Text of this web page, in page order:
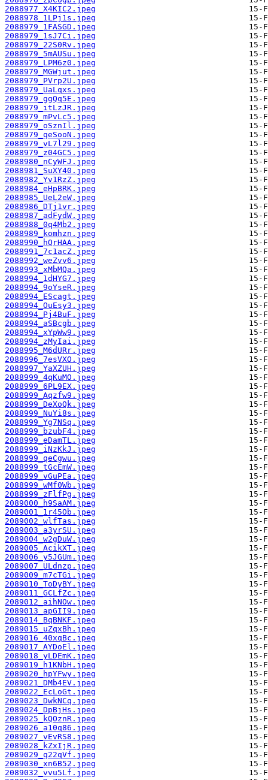
2088977_X4KIC2.jpeg
2088978_1LPj1s.jpeg
2088979_1FASGD.jpeg
2088979_1sJ7Ci.jpeg
2088979_22S0Rv.jpeg
2088979_5mAUSu.jpeg
2088979_LPM6z0.jpeg
2088979_MGWjut.jpeg
2088979_PVrp2U.jpeg
2088979_UaLqxs.jpeg
2088979_ggQq5E.jpeg
2088979_itLzJR.jpeg
2088979_mPvLc5.jpeg
2088979_oSznIl.jpeg
2088979_qeSooN.jpeg
2088979_vL7l29.jpeg
2088979_z04GC5.jpeg
2088980_nCyWFJ.jpeg
2088981_SuXY40.jpeg
2088982_Yv1RzZ.jpeg
2088984_eHpBRK.jpeg
2088985_UeL2eW.jpeg
2088986_DTj1vr.jpeg
2088987_adFydW.jpeg
2088988_0q4Mb2.jpeg
2088989_komhzn.jpeg
2088990_hQrHAA.jpeg
2088991_7c1acZ.jpeg
2088992_weZvv6.jpeg
2088993_xMbMQa.jpeg
2088994_1dHYG7.jpeg
2088994_9oYseR.jpeg
2088994_EScagt.jpeg
2088994_OuEsy3.jpeg
2088994_Pj4BuF.jpeg
2088994_aSBcgb.jpeg
2088994_xYpWw9.jpeg
2088994_zMyIai.jpeg
2088995_M6dURr.jpeg
2088996_7esVXO.jpeg
2088997_YaXZUH.jpeg
2088999_4qKuMO.jpeg
2088999_6PL9EX.jpeg
2088999_Aqzfw9.jpeg
2088999_DeXoQk.jpeg
2088999_NuYi8s.jpeg
2088999_Yg7NSq.jpeg
2088999_bzubF4.jpeg
2088999_eDamTL.jpeg
2088999_iNzKkJ.jpeg
2088999_qeCgwu.jpeg
2088999_tGcEmW.jpeg
2088999_vGuPEa.jpeg
2088999_wMf0Wb.jpeg
2088999_zFlfPg.jpeg
2089000_h9SaAM.jpeg
2089001_1r45Ob.jpeg
2089002_wlfTas.jpeg
2089003_a3yrSU.jpeg
2089004_w2gDuW.jpeg
2089005_AcikXT.jpeg
2089006_y5JGUm.jpeg
2089007_ULdnzp.jpeg
2089009_m7cTGi.jpeg
2089010_ToDyBY.jpeg
2089011_GCLfZc.jpeg
2089012_aihNOw.jpeg
2089013_apGII9.jpeg
2089014_BqBNKF.jpeg
2089015_uZqxBh.jpeg
2089016_40xqBc.jpeg
2089017_AYDoEl.jpeg
2089018_yLDEmK.jpeg
2089019_h1KNbH.jpeg
2089020_hpYFwy.jpeg
2089021_DMb4EV.jpeg
2089022_EcLoGt.jpeg
2089023_DwkNCq.jpeg
2089024_DpBjHs.jpeg
2089025_kQOznR.jpeg
2089026_a10q86.jpeg
2089027_vEvRS8.jpeg
2089028_kZxIjR.jpeg
2089029_q22qVf.jpeg
2089030_xn6B52.jpeg
2089032_vvu5Lf.jpeg